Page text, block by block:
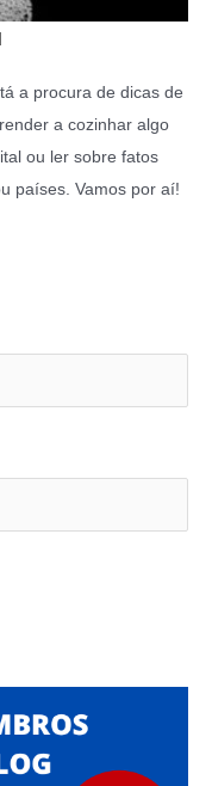
a procura de dicas de
a cozinhar algo
ou ler sobre fatos
países. Vamos por aí!